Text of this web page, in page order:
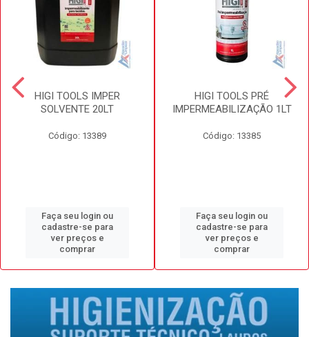
HIGI TOOLS IMPER
SOLVENTE 20LT
Código: 13389
Faça seu login ou
cadastre-se para
ver preços e
comprar
HIGI TOOLS PRÉ
IMPERMEABILIZAÇÃO 1LT
Código: 13385
Faça seu login ou
cadastre-se para
ver preços e
comprar